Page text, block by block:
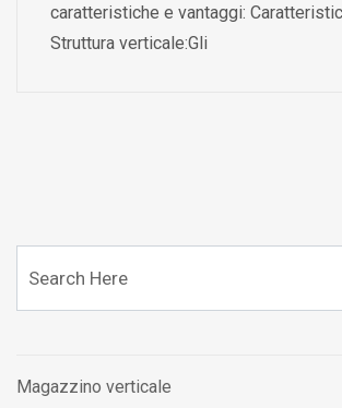
caratteristiche e vantaggi:
Struttura verticale:Gli
Magazzino verticale